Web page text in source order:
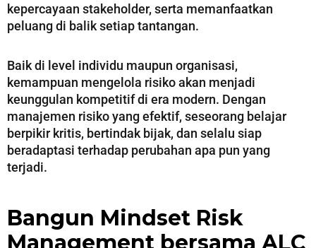
kepercayaan stakeholder, serta memanfaatkan
peluang di balik setiap tantangan.
Baik di level individu maupun organisasi,
kemampuan mengelola risiko akan menjadi
keunggulan kompetitif di era modern. Dengan
manajemen risiko yang efektif, seseorang belajar
berpikir kritis, bertindak bijak, dan selalu siap
beradaptasi terhadap perubahan apa pun yang
terjadi.
Bangun Mindset Risk
Management bersama ALC